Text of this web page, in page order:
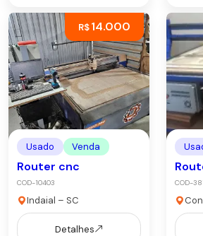
R$14.000
Usado Venda
Router cnc
COD-10403
Indaial – SC
Detalhes
COD-